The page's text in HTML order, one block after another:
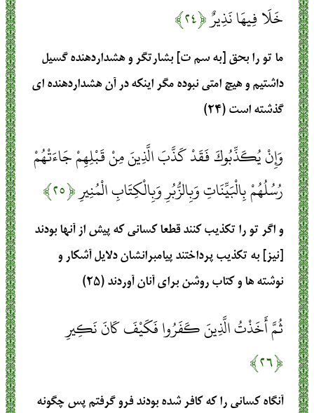
خَلَا فِيهَا نَذِيرٌ﴿۲۴﴾
ما تو را بحق [به سم ت] بشارتگر و هشداردهنده گسيل
داشتيم و هيچ امتى نبوده مگر اينكه در آن هشداردهنده‏ اى
گذشته است (۲۴)
وَإِنْ يُكَذِّبُوكَ فَقَدْ كَذَّبَ الَّذِينَ مِنْ قَبْلِهِمْ جَاءَتْهُمْ
رُسُلُهُمْ بِالْبَيِّنَاتِ وَبِالزُّبُرِ وَبِالْكِتَابِ الْمُنِيرِ﴿۲۵﴾
و اگر تو را تكذيب كنند قطعا كسانى كه پيش از آنها بودند
[نيز] به تكذيب پرداختند پيامبرانشان دلايل آشكار و
نوشته ‏ها و كتاب روشن براى آنان آوردند (۲۵)
ثُمَّ أَخَذْتُ الَّذِينَ كَفَرُوا فَكَيْفَ كَانَ نَكِيرِ
﴿۲۶﴾
آنگاه كسانى را كه كافر شده بودند فرو گرفتم پس چگونه